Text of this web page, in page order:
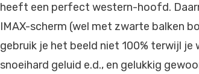
heeft een perfect western-hoofd.
IMAX-scherm (wel met zwarte balken
gebruik je het beeld niet 100% terwijl
snoeihard geluid e.d., en gelukkig